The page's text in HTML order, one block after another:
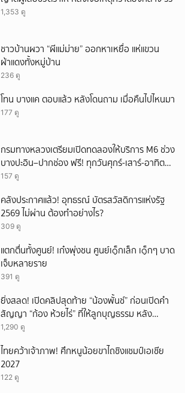
1,353 ดู
ชาวบ้านผวา “ผีแม่ม่าย” ออกหาเหยื่อ แห่แขวน
ผ้าแดงทั้งหมู่บ้าน
236 ดู
โทน บางแค ตอบแล้ว หลังโดนถาม เมื่อคืนไปไหนมา
177 ดู
กรมทางหลวงเตรียมเปิดทดลองให้บริการ M6 ช่วง
บางปะอิน–ปากช่อง ฟรี! ทุกวันศุกร์-เสาร์-อาทิตย์
เริ่มศุกร์ที่ 21 สิงหาคม 2569 นี้
157 ดู
คลังประกาศแล้ว! อุทธรณ์ บัตรสวัสดิการแห่งรัฐ
2569 ไม่ผ่าน ต้องทำอย่างไร?
309 ดู
แตกตื่นทั้งศูนย์! เก๋งพุ่งชน ศูนย์เ๑็กเล็ก เ๑็กๆ บาด
เจ็บหลายราย
391 ดู
ยิ่งสลด! เปิดคลิปสุดท้าย “น้องพั้นช์” ก่อนเปิดคำ
สัญญา “ก้อง ห้วยไร่” ที่ให้ลูกบุญธรรม หลัง
ลาโลก!
1,290 ดู
ไทยคว้าเจ้าภาพ! ศึกหนูน้อยขาไถชิงแชมป์เอเชีย
2027
122 ดู
ยกเลิก